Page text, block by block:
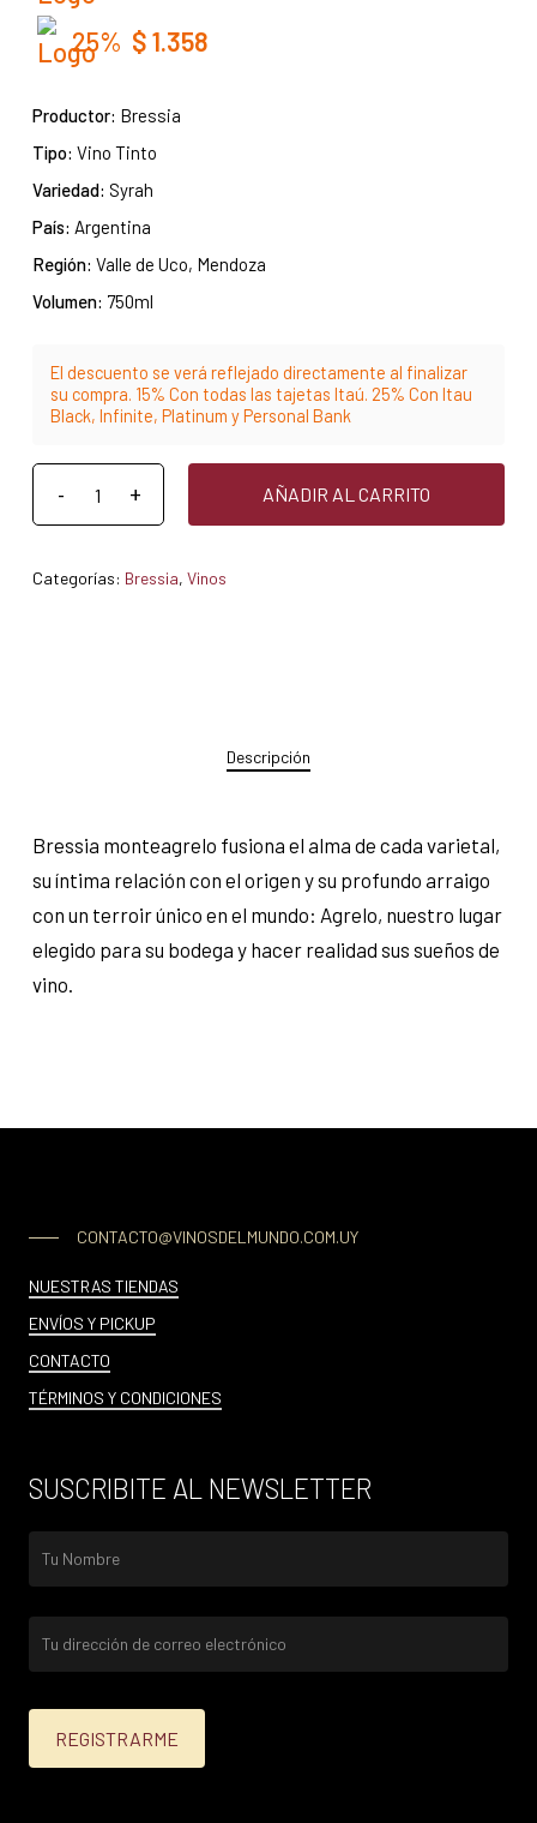
25% $1.358
Productor: Bressia
Tipo: Vino Tinto
Variedad: Syrah
País: Argentina
Región: Valle de Uco, Mendoza
Volumen: 750ml
El descuento se verá reflejado directamente al finalizar
su compra. 15% Con todas las tajetas Itaú. 25% Con Itau
Black, Infinite, Platinum y Personal Bank
AÑADIR AL CARRITO
Categorías: Bressia, Vinos
Descripción
Bressia monteagrelo fusiona el alma de cada varietal,
su íntima relación con el origen y su profundo arraigo
con un terroir único en el mundo: Agrelo, nuestro lugar
elegido para su bodega y hacer realidad sus sueños de
vino.
CONTACTO@VINOSDELMUNDO.COM.UY
NUESTRAS TIENDAS
ENVÍOS Y PICKUP
CONTACTO
TÉRMINOS Y CONDICIONES
SUSCRIBITE AL NEWSLETTER